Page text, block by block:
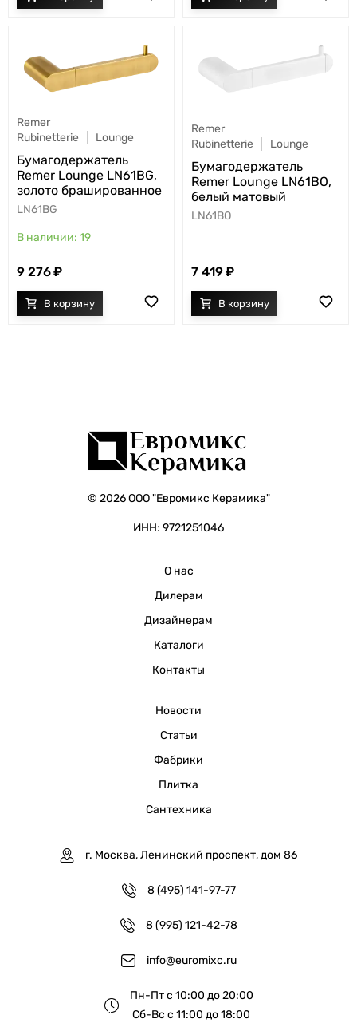
Remer
Rubinetterie
Lounge
Бумагодержатель
Remer Lounge LN61BG,
золото брашированное
LN61BG
19
9 276
Remer
Rubinetterie
Lounge
Бумагодержатель
Remer Lounge LN61BO,
белый матовый
LN61BO
7 419
© 2026 ООО "Евромикс Керамика"
ИНН: 9721251046
О нас
Дилерам
Дизайнерам
Каталоги
Контакты
Новости
Статьи
Фабрики
Плитка
Сантехника
г. Москва, Ленинский проспект, дом 86
8 (495) 141-97-77
8 (995) 121-42-78
info@euromixc.ru
Пн-Пт с 10:00 до 20:00
Сб-Вс с 11:00 до 18:00